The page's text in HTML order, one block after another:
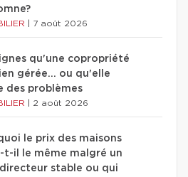
7 août 2026
qu'une copropriété
gérée… ou qu'elle
des problèmes
2 août 2026
le prix des maisons
t-il le même malgré un
stable ou qui